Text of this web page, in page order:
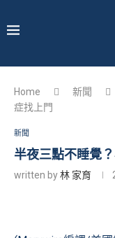
Home 新聞
症找上門
新聞
半夜三點不睡覺
written by林 家育